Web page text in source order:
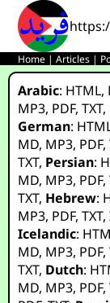
Home |Articles |
Arabic: HTML,
MP3, PDF,TXT,
German:
MD, MP3, PDF,
TXT, Persian:
MD, MP3, PDF,
TXT, Hebrew:
MP3, PDF,TXT,
Icelandic:
MD, MP3, PDF,
TXT, Dutch:
MD, MP3, PDF,